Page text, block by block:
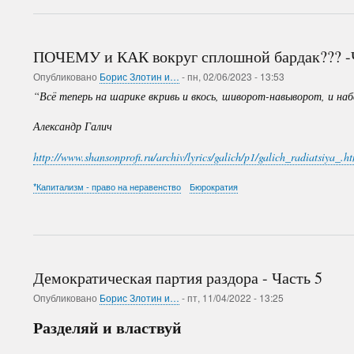
ПОЧЕМУ и КАК вокруг сплошной бардак??? -
Опубликовано Борис Злотин и… -пн, 02/06/2023 - 13:53
“Всё теперь на шарике вкривь и вкось, шиворот-навыворот, и
Александр Галич
http://www.shansonprofi.ru/archiv/lyrics/galich/p1/
*Капитализм - право на неравенство Бюрократия
Демократическая партия раздора - Часть 5
Опубликовано Борис Злотин и… -пт, 11/04/2022 - 13:25
Разделяй и властвуй